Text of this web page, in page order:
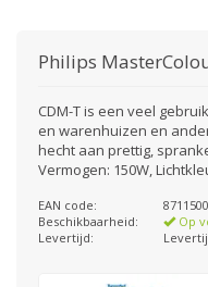
Philips
CDM-T is een veel
en warenhuizen en
hecht aan prettig,
Vermogen: 150W,
EAN code:
Beschikbaarheid:
Op
Levertijd: